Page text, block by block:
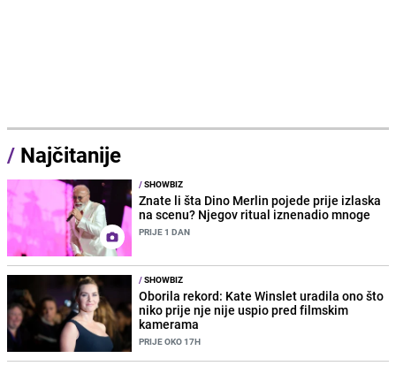
/ Najčitanije
/SHOWBIZ
Znate li šta Dino Merlin pojede prije izlaska
na scenu? Njegov ritual iznenadio mnoge
PRIJE 1 DAN
/SHOWBIZ
Oborila rekord: Kate Winslet uradila ono što
niko prije nje nije uspio pred filmskim
kamerama
PRIJE OKO 17H